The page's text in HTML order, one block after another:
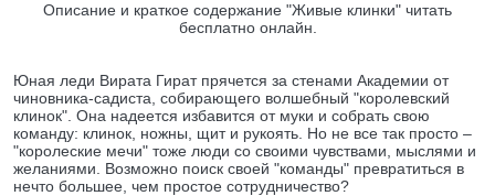
Описание и краткое содержание "Живые клинки" читать
бесплатно онлайн.
Юная леди Вирата Гират прячется за стенами Академии от
чиновника-садиста, собирающего волшебный "королевский
клинок". Она надеется избавится от муки и собрать свою
команду: клинок, ножны, щит и рукоять. Но не все так просто –
"королеские мечи" тоже люди со своими чувствами, мыслями и
желаниями. Возможно поиск своей "команды" превратиться в
нечто большее, чем простое сотрудничество?